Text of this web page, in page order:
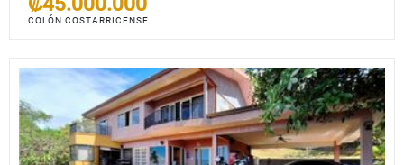
COLÓN COSTARRICENSE